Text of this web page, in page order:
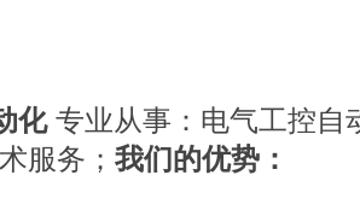
化 专业从事：电气工控自
服务； 我们的优势：